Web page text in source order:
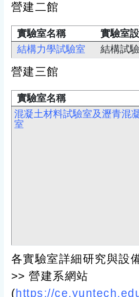
營建二館
實驗室名稱
實驗室
結構力學試驗室
結構試
營建三館
實驗室名稱
混凝土材料試驗室及瀝青混
室
各實驗室詳細研究與設
>> 營建系網站
(https://